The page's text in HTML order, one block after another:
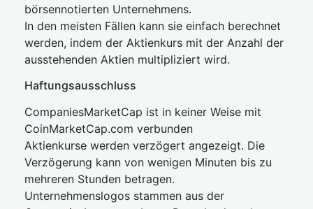
börsennotierten Unternehmens.
In den meisten Fällen kann sie einfach berechnet
werden, indem der Aktienkurs mit der Anzahl der
ausstehenden Aktien multipliziert wird.
Haftungsausschluss
CompaniesMarketCap ist in keiner Weise mit
CoinMarketCap.com verbunden
Aktienkurse werden verzögert angezeigt. Die
Verzögerung kann von wenigen Minuten bis zu
mehreren Stunden betragen.
Unternehmenslogos stammen aus der